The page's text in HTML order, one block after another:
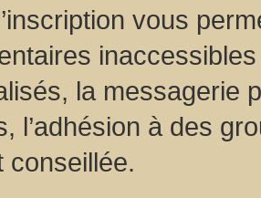
vous
la messagerie
l’adhésion à des
conseillée.